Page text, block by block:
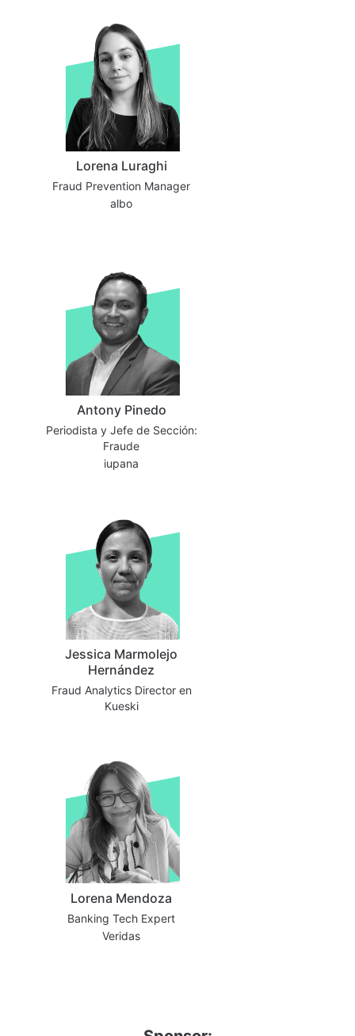
Lorena Luraghi
Fraud Prevention Manager
albo
Antony Pinedo
Periodista y Jefe de Sección:
Fraude
iupana
Jessica Marmolejo
Hernández
Fraud Analytics Director en
Kueski
Lorena Mendoza
Banking Tech Expert
Veridas